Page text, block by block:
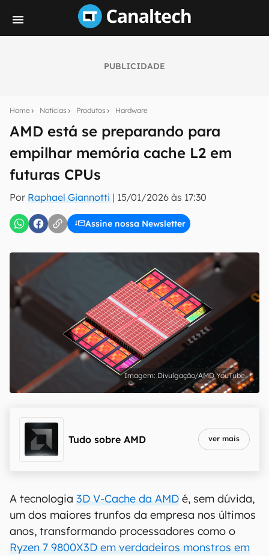
PUBLICIDADE
Home Notícias Produtos Hardware
AMD está se preparando para
empilhar memória cache L2 em
futuras CPUs
Por Raphael Giannotti | 15/01/2026 às 17:30
Assine nossa Newsletter
notícias e reviews sobre tecnologia em primeira
mão.
E-mail
inscreva-se
Uso e Política de Privacidade do Canaltech.
Divulgação/AMD YouTube
Tudo sobre AMD ver mais
A tecnologia 3D V-Cache da AMD é, sem dúvida,
um dos maiores trunfos da empresa nos últimos
anos, transformando processadores como o
Ryzen 7 9800X3D em verdadeiros monstros em